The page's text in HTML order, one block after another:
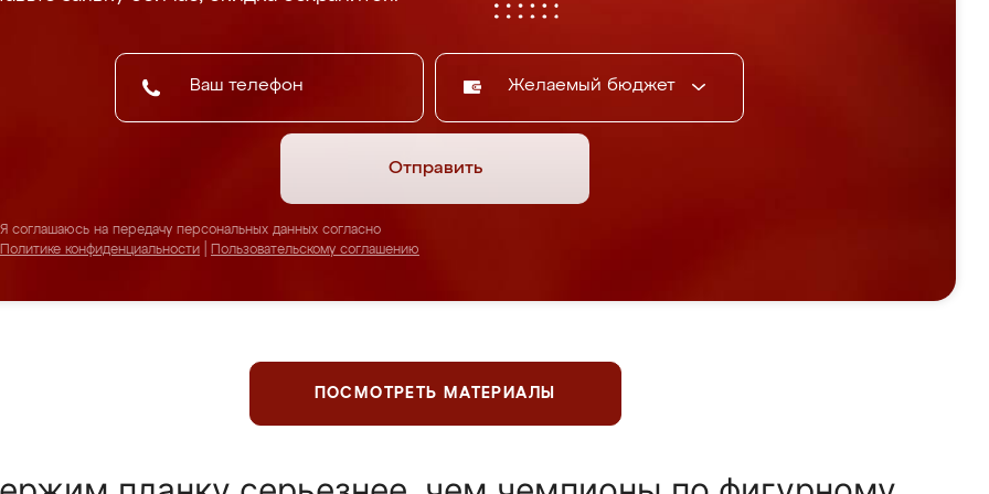
Желаемый бюджет
Отправить
Я соглашаюсь на передачу персональных данных согласно
Политике конфиденциальности
Пользовательскому соглашению
ПОСМОТРЕТЬ МАТЕРИАЛЫ